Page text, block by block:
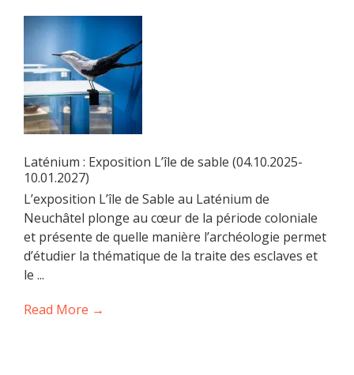
Laténium : Exposition L’île de sable (04.10.2025-
10.01.2027)
L’exposition L’île de Sable au Laténium de
Neuchâtel plonge au cœur de la période coloniale
et présente de quelle manière l’archéologie permet
d’étudier la thématique de la traite des esclaves et
le ...
Read More →